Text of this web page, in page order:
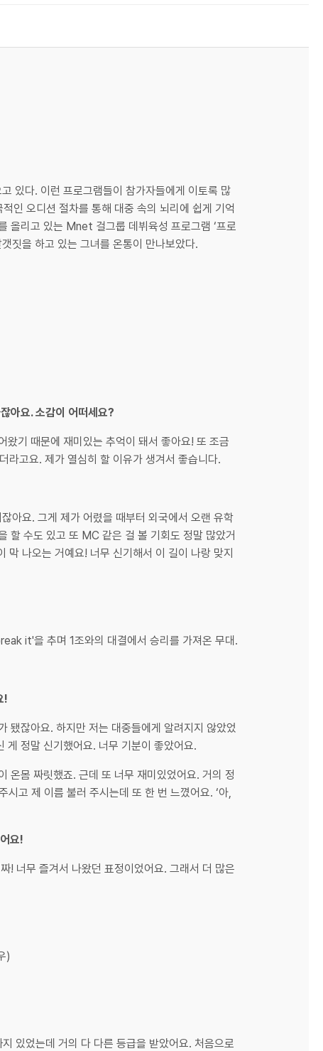
있다. 이런 프로그램들이 참가자들에게 이토록 많
인 오디션 절차를 통해 대중 속의 뇌리에 쉽게 기억
올리고 있는 Mnet 걸그룹 데뷔육성 프로그램 ‘프로
짓을 하고 있는 그녀를 온통이 만나보았다.
아요. 소감이 어떠세요?
기 때문에 재미있는 추억이 돼서 좋아요! 또 조금
라고요. 제가 열심히 할 이유가 생겨서 좋습니다.
아요. 그게 제가 어렸을 때부터 외국에서 오랜 유학
할 수도 있고 또 MC 같은 걸 볼 기회도 정말 많았거
나오는 거예요! 너무 신기해서 이 길이 나랑 맞지
it'을 추며 1조와의 대결에서 승리를 가져온 무대.
!
됐잖아요. 하지만 저는 대중들에게 알려지지 않았었
게 정말 신기했어요. 너무 기분이 좋았어요.
온몸 짜릿했죠. 근데 또 너무 재미있었어요. 거의 정
고 제 이름 불러 주시는데 또 한 번 느꼈어요. ‘아,
요!
! 너무 즐겨서 나왔던 표정이었어요. 그래서 더 많은
)
있었는데 거의 다 다른 등급을 받았어요. 처음으로